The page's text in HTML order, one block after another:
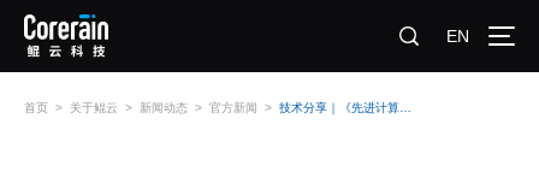
EN
首页 > 关于鲲云 > 新闻动态 > 官方新闻 >